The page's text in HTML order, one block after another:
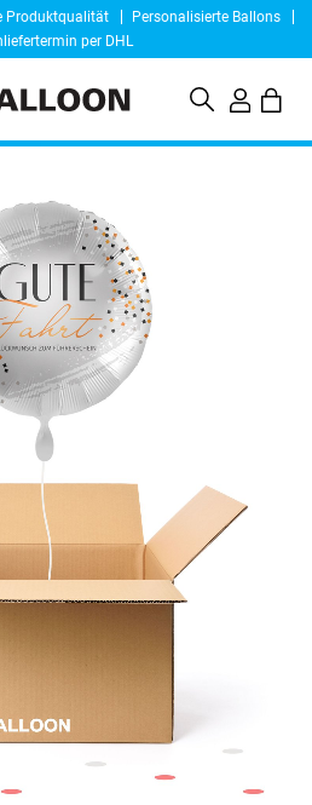
Produktqualität
Personalisierte Ballons
per DHL